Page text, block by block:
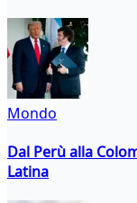
Mondo
Dal Perù alla
Latina